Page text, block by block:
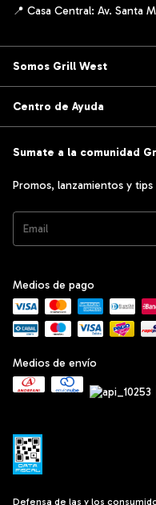
Somos Grill West
Centro de Ayuda
Sumate a la comunidad
Promos, lanzamientos y
Medios de pago
Medios de envío
Defensa de las y los